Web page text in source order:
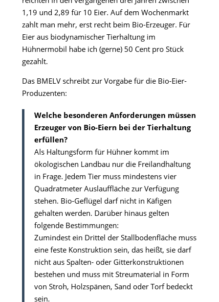
1,19 und 2,89 für 10 Eier. Auf dem Wochenmarkt
zahlt man mehr, erst recht beim Bio-Erzeuger. Für
Eier aus biodynamischer Tierhaltung im
Hühnermobil habe ich (gerne) 50 Cent pro Stück
gezahlt.
Das BMELV schreibt zur Vorgabe für die Bio-Eier-
Produzenten:
Welche besonderen Anforderungen müssen
Erzeuger von Bio-Eiern bei der Tierhaltung
erfüllen?
Als Haltungsform für Hühner kommt im
ökologischen Landbau nur die Freilandhaltung
in Frage. Jedem Tier muss mindestens vier
Quadratmeter Auslauffläche zur Verfügung
stehen. Bio-Geflügel darf nicht in Käfigen
gehalten werden. Darüber hinaus gelten
folgende Bestimmungen:
Zumindest ein Drittel der Stallbodenfläche muss
eine feste Konstruktion sein, das heißt, sie darf
nicht aus Spalten- oder Gitterkonstruktionen
bestehen und muss mit Streumaterial in Form
von Stroh, Holzspänen, Sand oder Torf bedeckt
sein.